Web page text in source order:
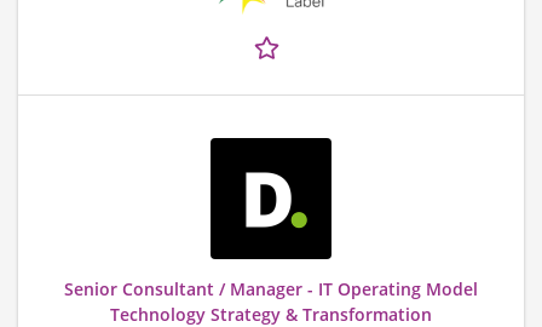
Senior Consultant / Manager - IT Operating Model
Technology Strategy & Transformation